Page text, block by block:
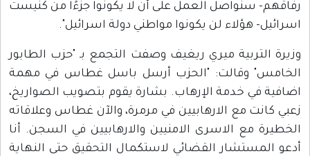
رفاقهم- سنواصل العمل على أن لا يكونوا جزءًا من كنيست
اسرائيل- هؤلاء لن يكونوا مواطني دولة اسرائيل".
وزيرة التربية ميري ريغيف وصفت التجمع بـ "حزب الطابور
الخامس" وقالت: "الحزب أرسل باسل غطاس في مهمة
اضافية في خدمة الإرهاب. بشارة يقوم بتصويب الصواريخ،
زعبي كانت مع الارهابيين في مرمرة، والآن غطاس وعلاقاته
الخطيرة مع الاسرى الامنيين والارهابيين في السجن. أنا
أدعو المستشار القضائي لاستكمال التحقيق حتى النهاية